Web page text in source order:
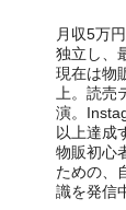
月収5万
独立し、
現在は物
上。読
演。
以上達成
物販初心
ための、
識を発信